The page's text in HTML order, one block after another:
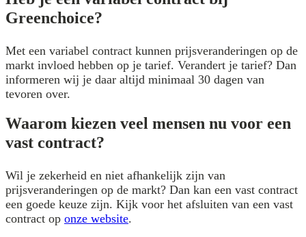
Greenchoice?
Met een variabel contract kunnen prijsveranderingen op de
markt invloed hebben op je tarief. Verandert je tarief? Dan
informeren wij je daar altijd minimaal 30 dagen van
tevoren over.
Waarom kiezen veel mensen nu voor een
vast contract?
Wil je zekerheid en niet afhankelijk zijn van
prijsveranderingen op de markt? Dan kan een vast contract
een goede keuze zijn. Kijk voor het afsluiten van een vast
contract op onze website.